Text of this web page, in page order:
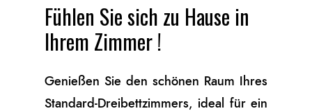
Fühlen Sie sich zu Hause in
Ihrem Zimmer !
Genießen Sie den schönen Raum Ihres
Standard-Dreibettzimmers, ideal für ein